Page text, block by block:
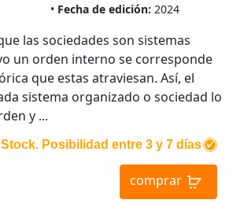
Fecha de edición: 2024
Posibilidad entre 3 y 7 días
comprar
las sociedades son sistemas
un orden interno se corresponde
que estas atraviesan. Así, el
sistema organizado o sociedad lo
y ...